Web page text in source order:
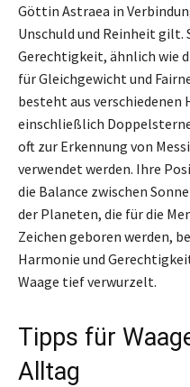
Göttin Astraea in
Unschuld und Reinheit gilt.
Gerechtigkeit, ähnlich wie
für Gleichgewicht und
besteht aus
einschließlich
oft zur Erkennung von
verwendet werden. Ihre
die Balance zwischen
der Planeten, die für die
Zeichen geboren werden,
Harmonie und
Waage tief verwurzelt.
Tipps für
Alltag